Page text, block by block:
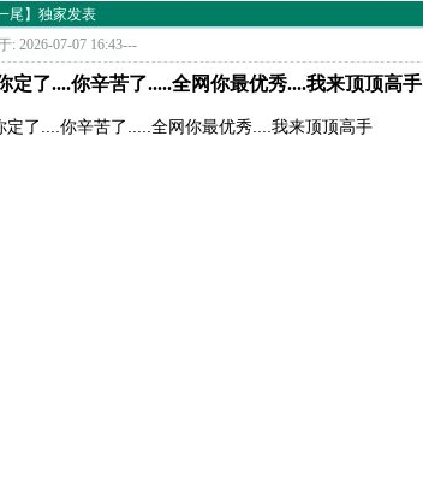
尾】独家发表
: 2026-07-07 16:43---
定了....你辛苦了.....全网你最优秀....我来顶顶高手
定了....你辛苦了.....全网你最优秀....我来顶顶高手